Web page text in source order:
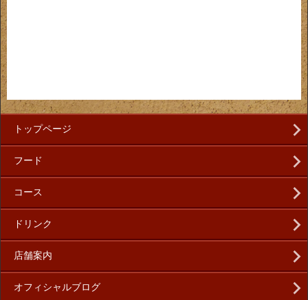
トップページ
フード
コース
ドリンク
店舗案内
オフィシャルブログ